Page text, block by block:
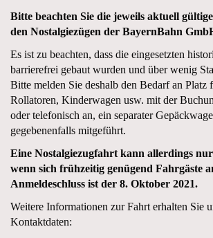
Bitte beachten Sie die jeweils aktuell
den Nostalgiezügen der BayernBahn
Es ist zu beachten, dass die eingesetzten
barrierefrei gebaut wurden und über wenig
Bitte melden Sie deshalb den Bedarf an Platz
Rollatoren, Kinderwagen usw. mit der
oder telefonisch an, ein separater
gegebenenfalls mitgeführt.
Eine Nostalgiezugfahrt kann allerdings
wenn sich frühzeitig genügend Fahrgäste
Anmeldeschluss ist der 8. Oktober 2021.
Weitere Informationen zur Fahrt erhalten Sie
Kontaktdaten: